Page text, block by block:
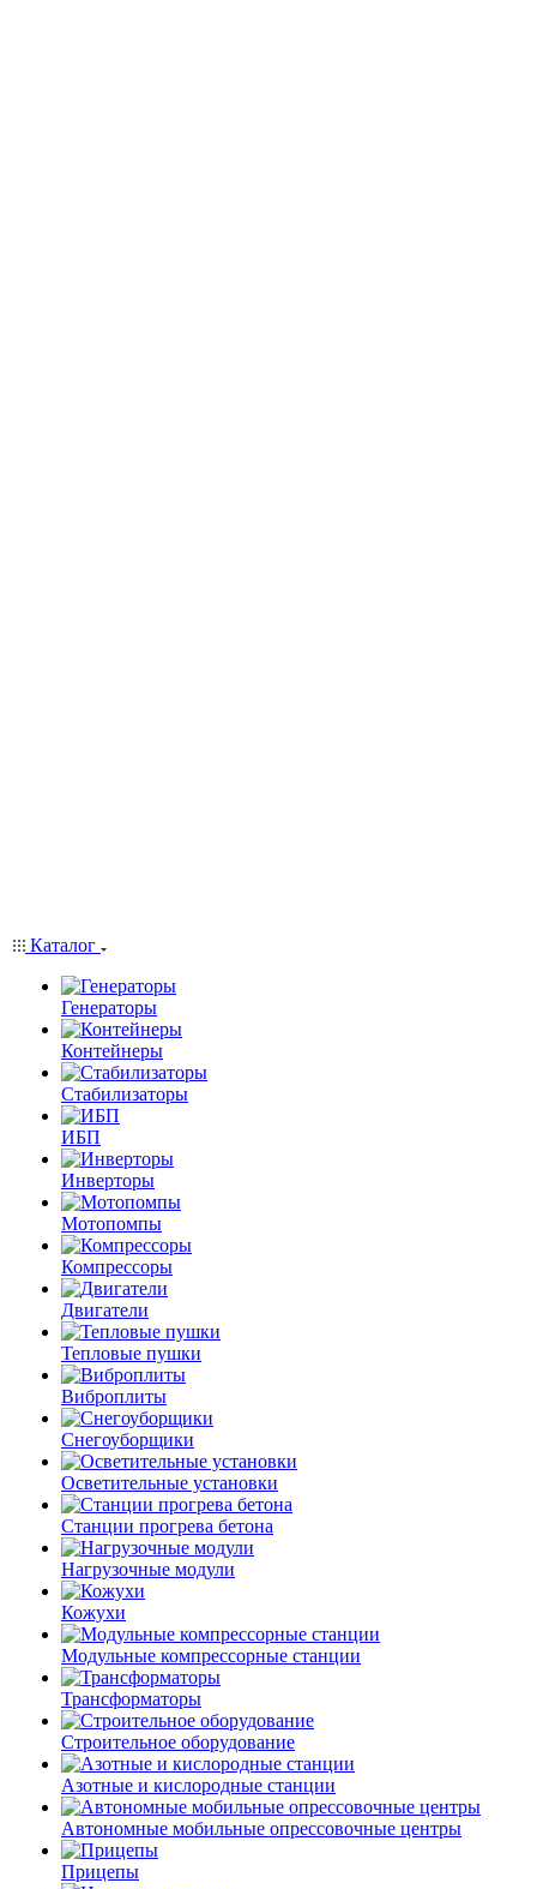
Каталог
Генераторы
Контейнеры
Стабилизаторы
ИБП
Инверторы
Мотопомпы
Компрессоры
Двигатели
Тепловые пушки
Виброплиты
Снегоуборщики
Осветительные установки
Станции прогрева бетона
Нагрузочные модули
Кожухи
Модульные компрессорные станции
Трансформаторы
Строительное оборудование
Азотные и кислородные станции
Автономные мобильные опрессовочные центры
Прицепы